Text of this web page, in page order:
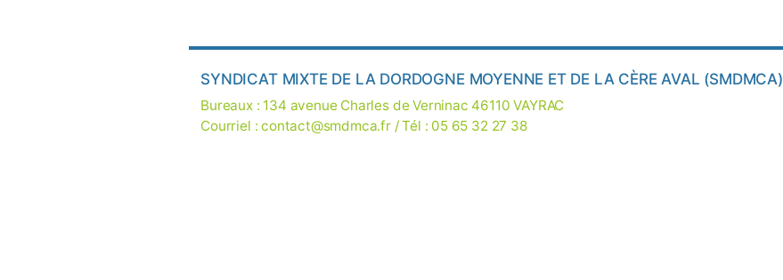
SYNDICAT MIXTE DE LA DORDOGNE MOYENNE ET DE LA CÈRE AVAL (SMDMCA)
Bureaux : 134 avenue Charles de Verninac 46110 VAYRAC
Courriel :contact@smdmca.fr/ Tél : 05 65 32 27 38